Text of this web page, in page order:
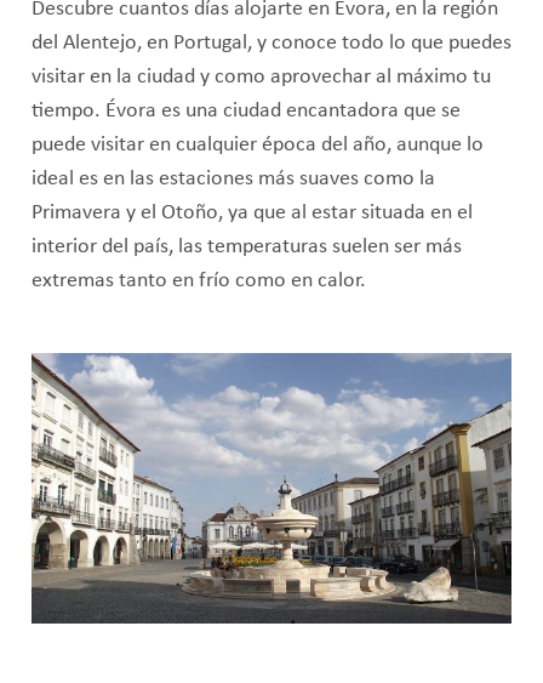
Descubre cuantos días alojarte en Évora, en la región
del Alentejo, en Portugal, y conoce todo lo que puedes
visitar en la ciudad y como aprovechar al máximo tu
tiempo. Évora es una ciudad encantadora que se
puede visitar en cualquier época del año, aunque lo
ideal es en las estaciones más suaves como la
Primavera y el Otoño, ya que al estar situada en el
interior del país, las temperaturas suelen ser más
extremas tanto en frío como en calor.